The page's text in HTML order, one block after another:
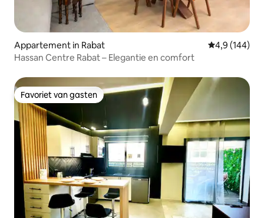
Appartement in Rabat Gemiddelde
4,9 (144)
Hassan Centre Rabat – Elegantie en comfort
Favoriet van gasten
Favoriet van gasten